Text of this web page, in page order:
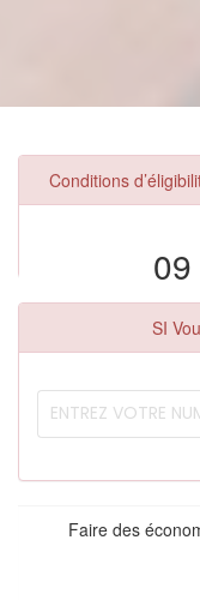
Conditions
SI
Faire des